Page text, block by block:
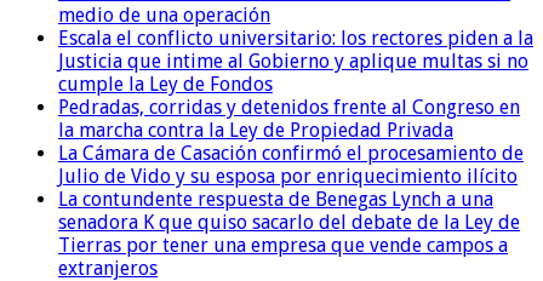
medio de una operación
Escala el conflicto universitario: los rectores piden a la
Justicia que intime al Gobierno y aplique multas si no
cumple la Ley de Fondos
Pedradas, corridas y detenidos frente al Congreso en
la marcha contra la Ley de Propiedad Privada
La Cámara de Casación confirmó el procesamiento de
Julio de Vido y su esposa por enriquecimiento ilícito
La contundente respuesta de Benegas Lynch a una
senadora K que quiso sacarlo del debate de la Ley de
Tierras por tener una empresa que vende campos a
extranjeros